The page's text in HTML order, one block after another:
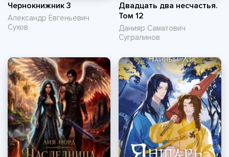
Чернокнижник 3
Александр Евгеньевич
Сухов
Двадцать два несчастья.
Том 12
Данияр Саматович
Сугралинов